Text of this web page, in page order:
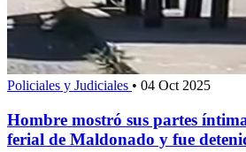
Policiales y Judiciales • 04 Oct 2025
Hombre mostró sus partes
ferial de Maldonado y fue